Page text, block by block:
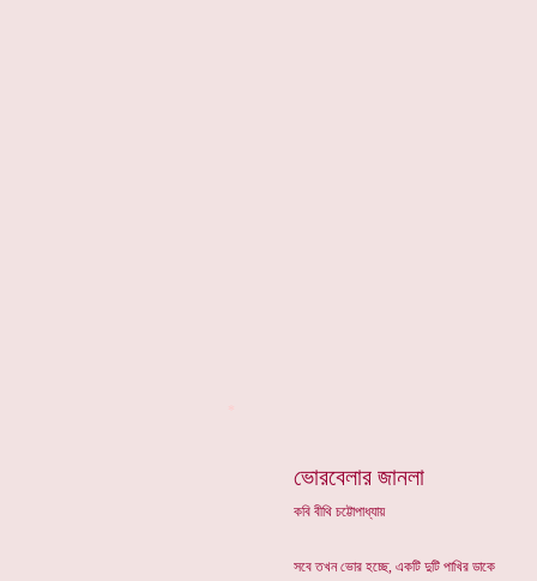
ভোরবেলার জানলা
কবি বীথি চট্টোপাধ্যায়
সবে তখন ভোর হচ্ছে, একটি দুটি পাখির ডাকে